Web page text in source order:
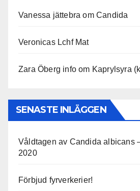
Vanessa jättebra om Candida
Veronicas Lchf Mat
Zara Öberg info om Kaprylsyra
SENASTE INLÄGGEN
Våldtagen av Candida albicans
2020
Förbjud fyrverkerier!